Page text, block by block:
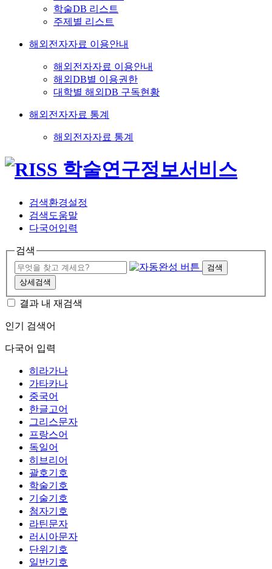
학술DB 리스트
주제별 리스트
해외전자자료 이용안내
해외전자자료 이용안내
해외DB별 이용권한
대학별 해외DB 구독현황
해외전자자료 통계
해외전자자료 통계
검색환경설정
검색도움말
다국어입력
검색
검색
상세검색
결과 내 재검색
인기 검색어
다국어 입력
히라가나
가타카나
중국어
한글고어
그리스문자
프랑스어
독일어
히브리어
괄호기호
학술기호
기술기호
첨자기호
라틴문자
러시아문자
단위기호
일반기호